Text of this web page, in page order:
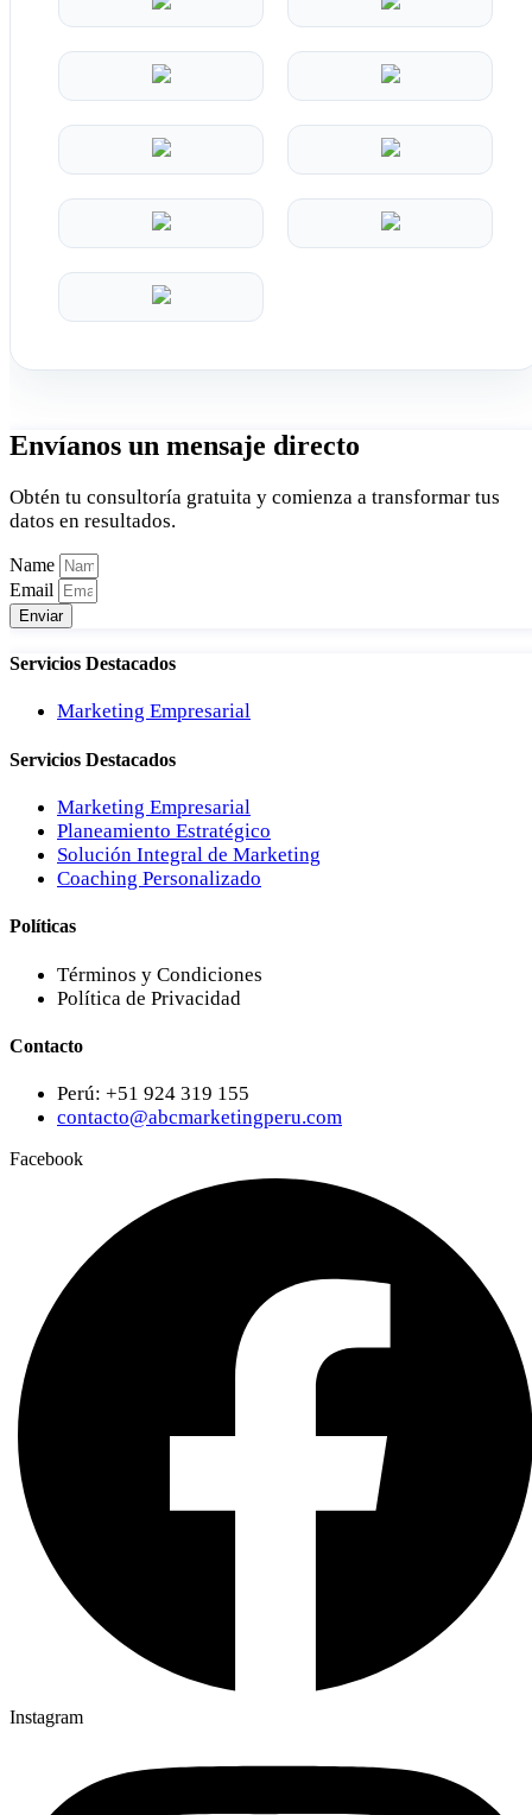
Envíanos un mensaje directo
Obtén tu consultoría gratuita y comienza a transformar tus
datos en resultados.
Name
Email
Enviar
Servicios Destacados
Marketing Empresarial
Servicios Destacados
Marketing Empresarial
Planeamiento Estratégico
Solución Integral de Marketing
Coaching Personalizado
Políticas
Términos y Condiciones
Política de Privacidad
Contacto
Perú: +51 924 319 155
contacto@abcmarketingperu.com
Facebook
Instagram